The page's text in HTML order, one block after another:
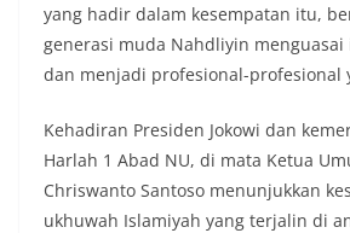
yang hadir dalam kesempatan itu,
generasi muda Nahdliyin menguasai
dan menjadi profesional-profesional
Kehadiran Presiden Jokowi dan
Harlah 1 Abad NU, di mata Ketua
Chriswanto Santoso menunjukkan
ukhuwah Islamiyah yang terjalin di